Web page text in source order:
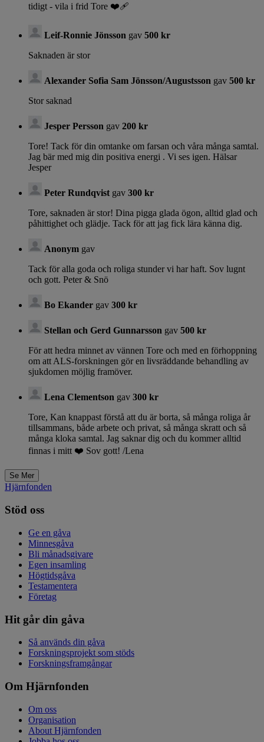
tidigt - vila i frid Tore ❤️‍🩹
Leif-Ronnie Jönsson gav 500 kr
Saknaden är stor
Alexander Sofia Sam Jönsson/Augustsson gav 500 kr
Stor saknad
Jesper Persson gav 200 kr
Tore! Tack för din omtanke om farsan och våra många samtal.
Jag bär med mig din positiva energi . Vi ses igen. Hälsar
Jesper
Peter Rundqvist gav 300 kr
Tore, saknaden är stor! Dina pigga glada ögon, alltid glad och
påhittighet och glädje. Tack för att jag fick lära känna dig.
Anonym gav
Tack för alla goda och roliga stunder vi har haft. Sov lugnt
och gott. Peter & Snö
Bo Ekander gav 300 kr
Stellan och Gerd Gunnarsson gav 500 kr
För att hedra minnet av vännen Tore och med en förhoppning
om att ALS-forskningen gör en livsräddande behandling av
sjukdomen möjlig framöver.
Lena Clementson gav 300 kr
Tore, Kan knappast förstå att du är borta, så många roliga år
tillsammans, både arbete och privat, så många skratt och så
många kloka samtal. Jag saknar dig och du kommer alltid
finnas i mitt ❤️ Sov gott! /Lena
Hjärnfonden
Stöd oss
Ge en gåva
Minnesgåva
Bli månadsgivare
Egen insamling
Högtidsgåva
Testamentera
Företag
Hit går din gåva
Så används din gåva
Forskningsprojekt som stöds
Forskningsframgångar
Om Hjärnfonden
Om oss
Organisation
About Hjärnfonden